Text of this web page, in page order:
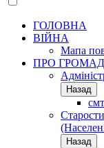
ГОЛОВНА
ВІЙНА
Мапа
ПРО
Назад
Назад